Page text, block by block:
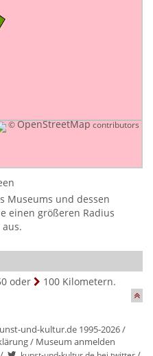
©OpenStreetMapcontributors
Museums und dessen
einen größeren Radius
oder 100 Kilometern.
und-kultur.de 1995-2026 /
/ Museum anmelden